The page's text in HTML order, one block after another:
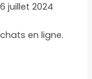
juillet 2024
en ligne.